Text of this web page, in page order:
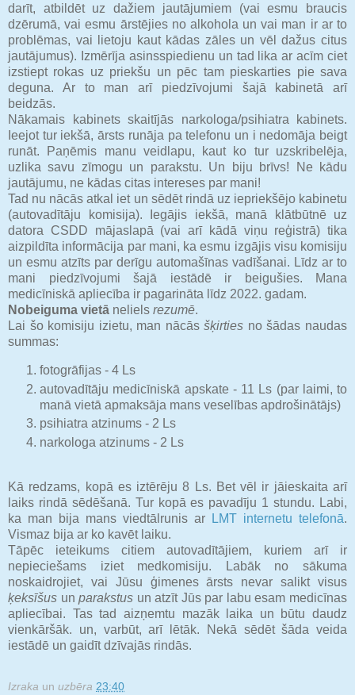
darīt, atbildēt uz dažiem jautājumiem (vai esmu braucis
dzērumā, vai esmu ārstējies no alkohola un vai man ir ar to
problēmas, vai lietoju kaut kādas zāles un vēl dažus citus
jautājumus). Izmērīja asinsspiedienu un tad lika ar acīm ciet
izstiept rokas uz priekšu un pēc tam pieskarties pie sava
deguna. Ar to man arī piedzīvojumi šajā kabinetā arī
beidzās.
Nākamais kabinets skaitījās narkologa/psihiatra kabinets.
Ieejot tur iekšā, ārsts runāja pa telefonu un i nedomāja beigt
runāt. Paņēmis manu veidlapu, kaut ko tur uzskribelēja,
uzlika savu zīmogu un parakstu. Un biju brīvs! Ne kādu
jautājumu, ne kādas citas intereses par mani!
Tad nu nācās atkal iet un sēdēt rindā uz iepriekšējo kabinetu
(autovadītāju komisija). Iegājis iekšā, manā klātbūtnē uz
datora CSDD mājaslapā (vai arī kādā viņu reģistrā) tika
aizpildīta informācija par mani, ka esmu izgājis visu komisiju
un esmu atzīts par derīgu automašīnas vadīšanai. Līdz ar to
mani piedzīvojumi šajā iestādē ir beigušies. Mana
medicīniskā apliecība ir pagarināta līdz 2022. gadam.
Nobeiguma vietā neliels rezumē.
Lai šo komisiju izietu, man nācāsšķirties no šādas naudas
summas:
fotogrāfijas - 4 Ls
autovadītāju medicīniskā apskate - 11 Ls (par laimi, to
manā vietā apmaksāja mans veselības apdrošinātājs)
psihiatra atzinums - 2 Ls
narkologa atzinums - 2 Ls
Kā redzams, kopā es iztērēju 8 Ls. Bet vēl ir jāieskaita arī
laiks rindā sēdēšanā. Tur kopā es pavadīju 1 stundu. Labi,
ka man bija mans viedtālrunis ar
LMT internetu telefonā.
Vismaz bija ar ko kavēt laiku.
Tāpēc ieteikums citiem autovadītājiem, kuriem arī ir
nepieciešams iziet medkomisiju. Labāk no sākuma
noskaidrojiet, vai Jūsu ģimenes ārsts nevar salikt visus
ķeksīšus unparakstus un atzīt Jūs par labu esam medicīnas
apliecībai. Tas tad aizņemtu mazāk laika un būtu daudz
vienkāršāk. un, varbūt, arī lētāk. Nekā sēdēt šāda veida
iestādē un gaidīt dzīvajās rindās.
Izraka un uzbēra 23:40